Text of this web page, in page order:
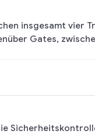
insgesamt
Gates,